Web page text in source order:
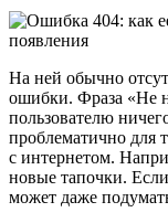
На ней обычно
ошибки. Фраза «Не
пользователю
проблематично для
с интернетом.
новые тапочки.
может даже